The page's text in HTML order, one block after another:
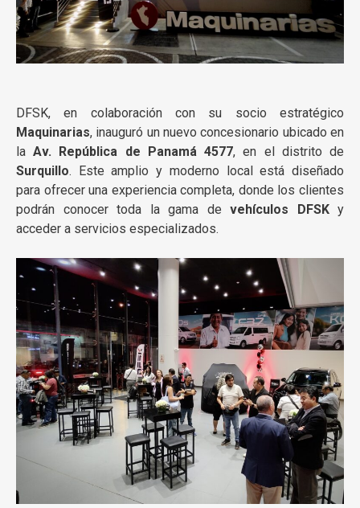
DFSK, en colaboración con su socio estratégico
Maquinarias, inauguró un nuevo concesionario ubicado en
laAv. República de Panamá 4577, en el distrito de
Surquillo. Este amplio y moderno local está diseñado
para ofrecer una experiencia completa, donde los clientes
podrán conocer toda la gama de vehículos DFSKy
acceder a servicios especializados.